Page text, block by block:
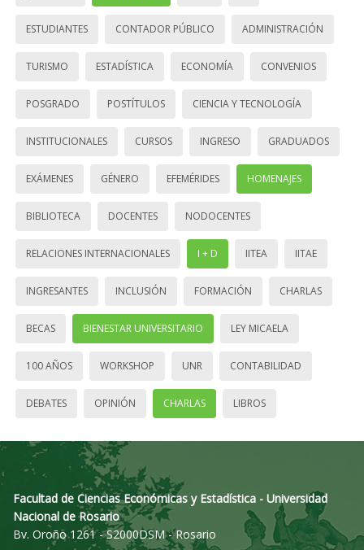
ESTUDIANTES CONTADOR PÚBLICO ADMINISTRACIÓN
TURISMO ESTADÍSTICA ECONOMÍA CONVENIOS
POSGRADO POSTÍTULOS CIENCIA Y TECNOLOGÍA
INSTITUCIONALES CURSOS INGRESO GRADUADOS
EXÁMENES GÉNERO EFEMÉRIDES HOMENAJES
BIBLIOTECA DOCENTES NODOCENTES
RELACIONES INTERNACIONALES I + D IITEA IITAE
INGRESANTES INCLUSIÓN FORMACIÓN CHARLAS
BECAS BIENESTAR UNIVERSITARIO LEY MICAELA
100 AÑOS WORKSHOP UNR CONTABILIDAD
DEBATES OPINIÓN CHARLAS LIBROS
Facultad de Ciencias Económicas y Estadística - Universidad
Nacional de Rosario
Bv. Oroño 1261 - S2000DSM - Rosario